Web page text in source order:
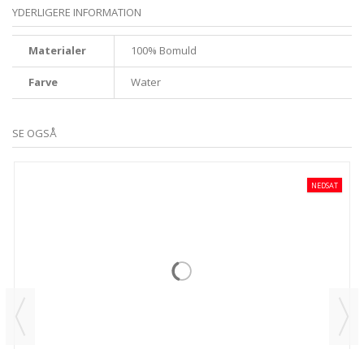
YDERLIGERE INFORMATION
Materialer 100% Bomuld
Farve Water
SE OGSÅ
NEDSAT